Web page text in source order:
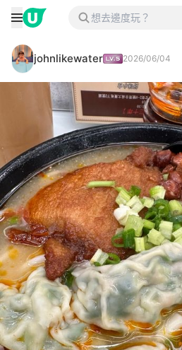
johnlikewater 2026/06/04